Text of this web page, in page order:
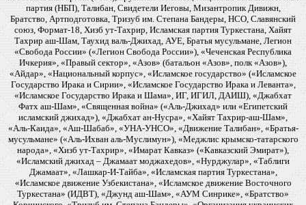
партия (НБП), Талибан, Свидетели Иеговы, Мизантропик Дивижн,
Братство, Артподготовка, Тризуб им. Степана Бандеры, НСО, Славянский
союз, Формат-18, Хизб ут-Тахрир, Исламская партия Туркестана, Хайят
Тахрир аш-Шам, Таухид валь-Джихад, АУЕ, Братья мусульмане, Легион
«Свобода России» («Легион Свобода России»), «Чеченская Республика
Ичкерия», «Правый сектор», «Азов» (батальон «Азов», полк «Азов»),
«Айдар», «Национальный корпус», «Исламское государство» («Исламское
Государство Ирака и Сирии», «Исламское Государство Ирака и Леванта»,
«Исламское Государство Ирака и Шама», ИГ, ИГИЛ, ДАИШ), «Джабхат
Фатх аш-Шам», «Священная война» («Аль-Джихад» или «Египетский
исламский джихад»), «Джабхат ан-Нусра», «Хайят Тахрир-аш-Шам»,
«Аль-Каида», «Аш-Шабаб», «УНА-УНСО», «Движение Талибан», «Братья-
мусульмане» («Аль-Ихван аль-Муслимун»), «Меджлис крымско-татарского
народа», «Хизб ут-Тахрир», «Имарат Кавказ» («Кавказский Эмират»),
«Исламский джихад – Джамаат моджахедов», «Нурджулар», «Таблиги
Джамаат», «Лашкар-И-Тайба», «Исламская партия Туркестана»,
«Исламское движение Узбекистана», «Исламское движение Восточного
Туркестана» (ИДВТ), «Джунд аш-Шам», «АУМ Синрике», «Братство»